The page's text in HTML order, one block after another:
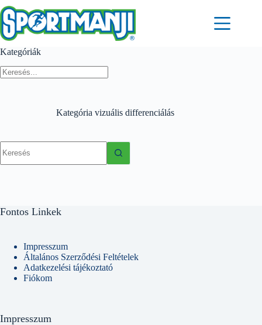
Skip
to
content
Kategória vizuális differenciálás
results
Kategóriák
Fontos Linkek
Impresszum
Általános Szerződési Feltételek
Adatkezelési tájékoztató
Fiókom
Impresszum